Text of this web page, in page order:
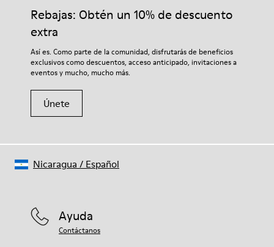
Rebajas: Obtén un 10% de descuento
extra
Así es. Como parte de la comunidad, disfrutarás de beneficios
exclusivos como descuentos, acceso anticipado, invitaciones a
eventos y mucho, mucho más.
Únete
Ayuda
Contáctanos
Nicaragua / Español